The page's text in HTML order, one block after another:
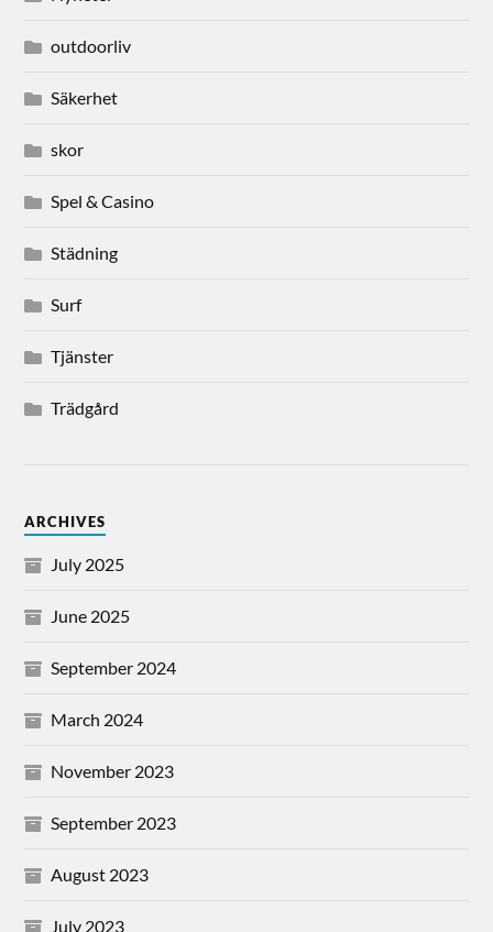
outdoorliv
Säkerhet
skor
Spel & Casino
Städning
Surf
Tjänster
Trädgård
ARCHIVES
July 2025
June 2025
September 2024
March 2024
November 2023
September 2023
August 2023
July 2023